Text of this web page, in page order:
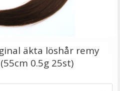
löshår remy nagelslingor
äkta löshår remy
0.5g 25st)